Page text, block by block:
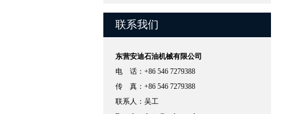
联系我们
东营安迪石油机械有限公司
电 话：+86 546 7279388
传 真：+86 546 7279388
联系人：吴工